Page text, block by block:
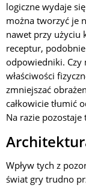
logiczne wydaje
można tworzyć je
nawet przy użyciu
receptur,
odpowiedniki. Czy
właściwości
zmniejszać
całkowicie tłumić
Na razie pozostaje
Wpływ tych z
świat gry trudno